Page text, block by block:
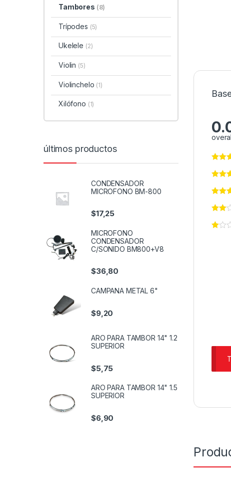
Tambores (8)
Trípodes (5)
Ukelele (2)
Violin (5)
Violinchelo (1)
Xilófono (1)
últimos productos
CONDENSADOR
MICROFONO BM-800
$17,25
MICROFONO
CONDENSADOR
C/SONIDO BM800+V8
$36,80
CAMPANA METAL 6"
$9,20
ARO PARA TAMBOR 14" 1.2
SUPERIOR
$5,75
ARO PARA TAMBOR 14" 1.5
SUPERIOR
$6,90